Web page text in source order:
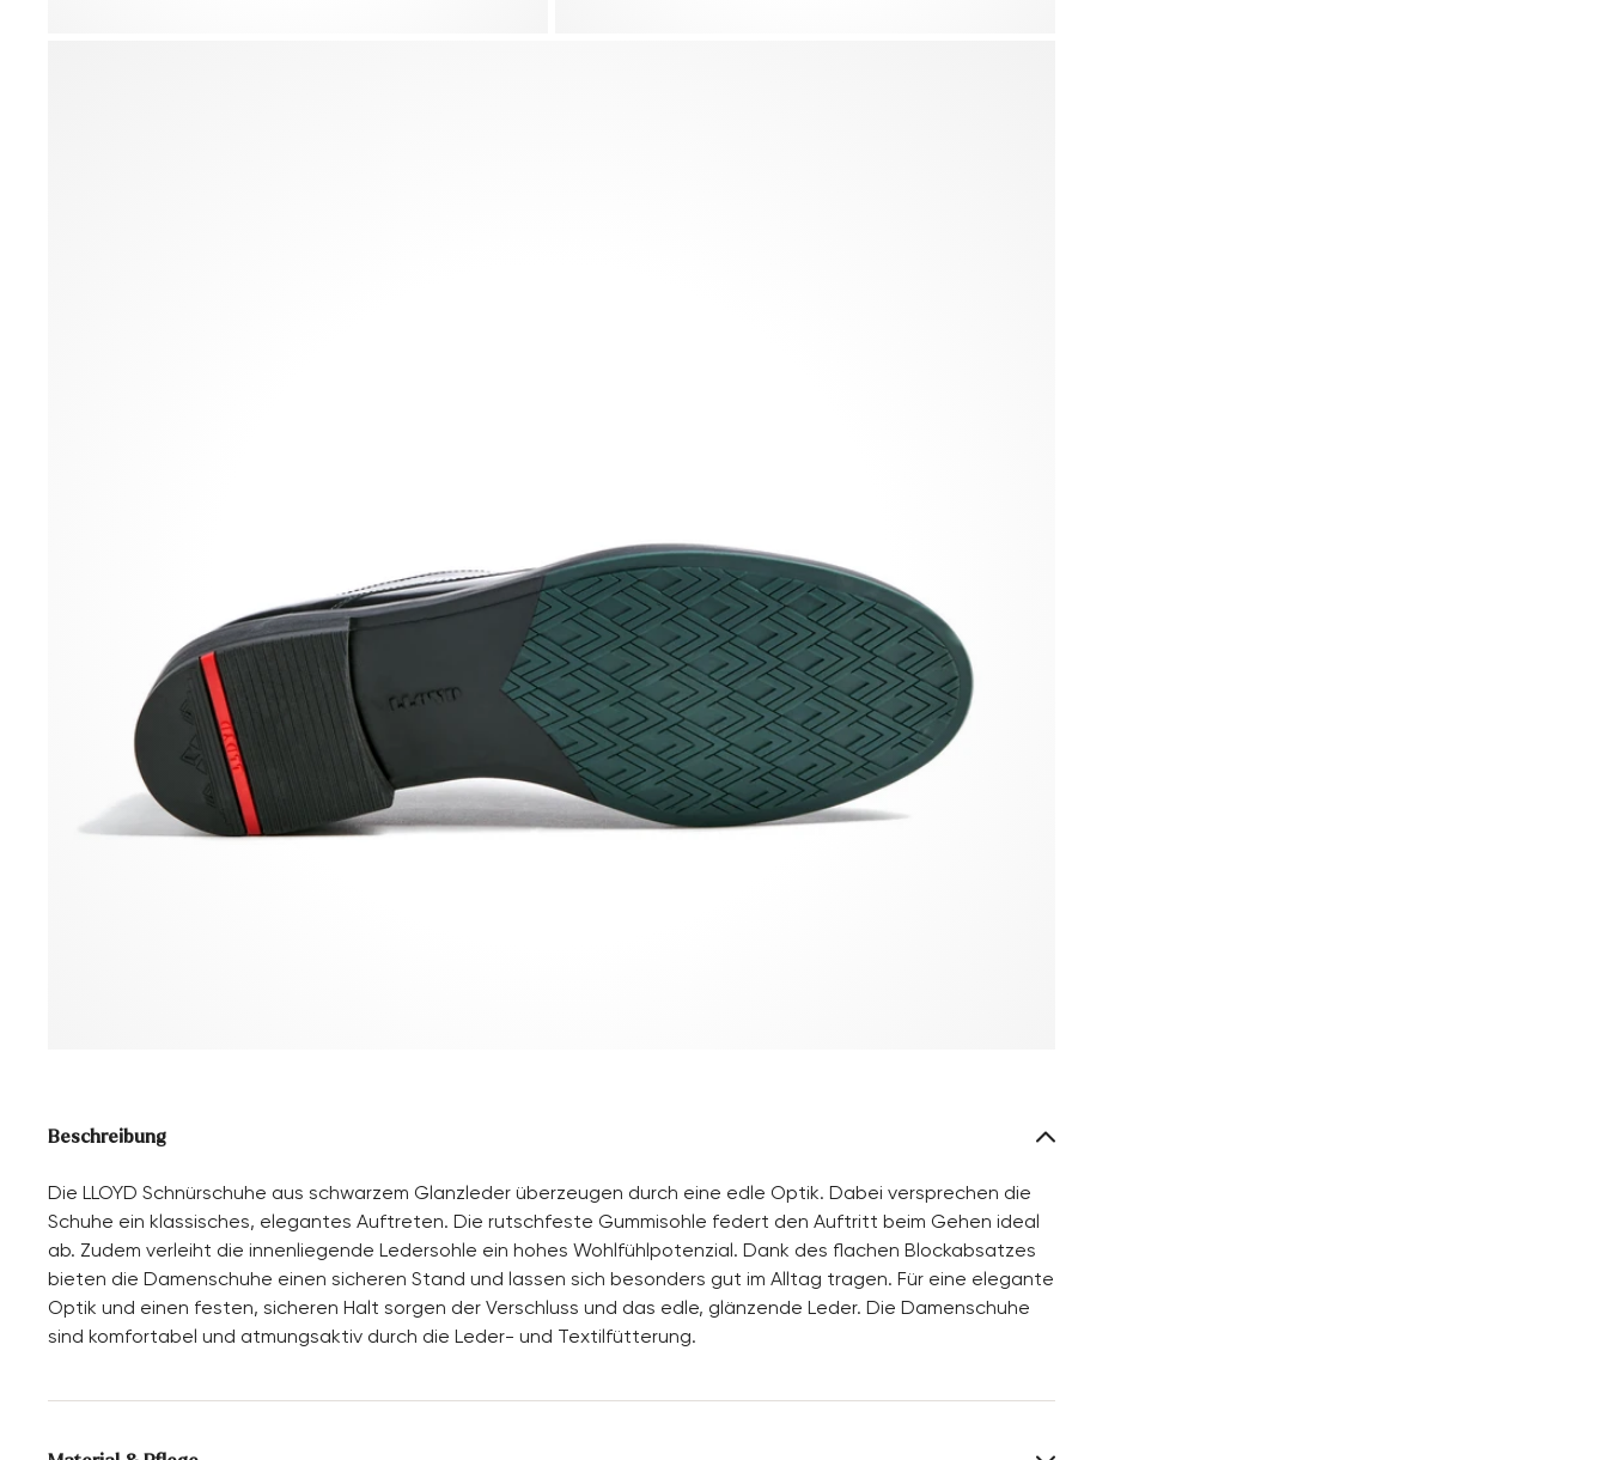
Beschreibung
Die LLOYD Schnürschuhe aus schwarzem Glanzleder überzeugen durch eine edle Optik. Dabei versprechen die
Schuhe ein klassisches, elegantes Auftreten. Die rutschfeste Gummisohle federt den Auftritt beim Gehen ideal
ab. Zudem verleiht die innenliegende Ledersohle ein hohes Wohlfühlpotenzial. Dank des flachen Blockabsatzes
bieten die Damenschuhe einen sicheren Stand und lassen sich besonders gut im Alltag tragen. Für eine elegante
Optik und einen festen, sicheren Halt sorgen der Verschluss und das edle, glänzende Leder. Die Damenschuhe
sind komfortabel und atmungsaktiv durch die Leder- und Textilfütterung.